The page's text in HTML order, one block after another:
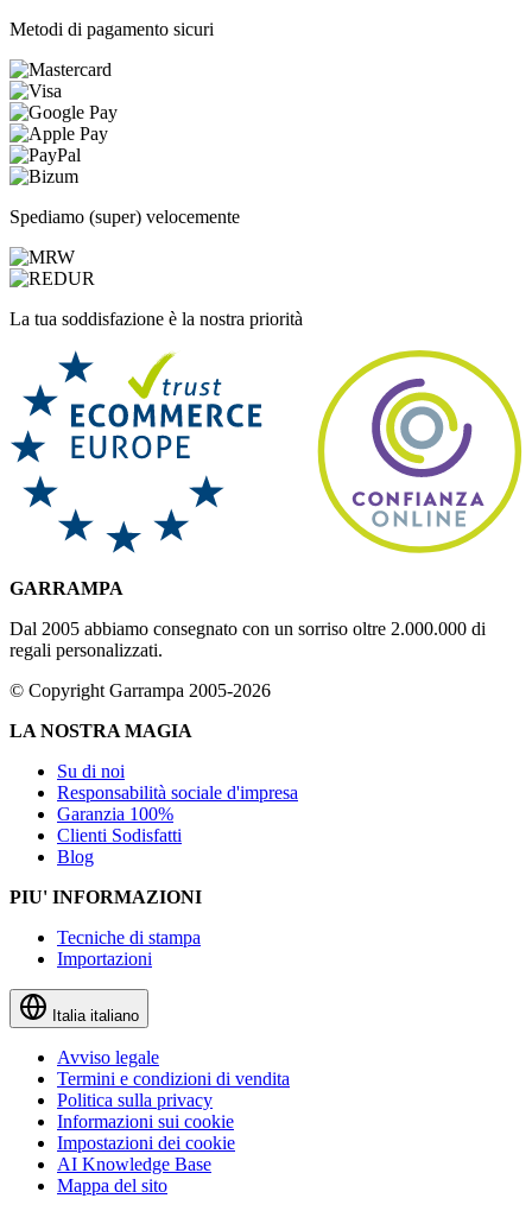
Metodi di pagamento sicuri
Spediamo (super) velocemente
La tua soddisfazione è la nostra priorità
GARRAMPA
Dal 2005 abbiamo consegnato con un sorriso oltre 2.000.000 di
regali personalizzati.
© Copyright Garrampa 2005-2026
LA NOSTRA MAGIA
Su di noi
Responsabilità sociale d'impresa
Garanzia 100%
Clienti Sodisfatti
Blog
PIU' INFORMAZIONI
Tecniche di stampa
Importazioni
Italia italiano
Avviso legale
Termini e condizioni di vendita
Politica sulla privacy
Informazioni sui cookie
Impostazioni dei cookie
AI Knowledge Base
Mappa del sito